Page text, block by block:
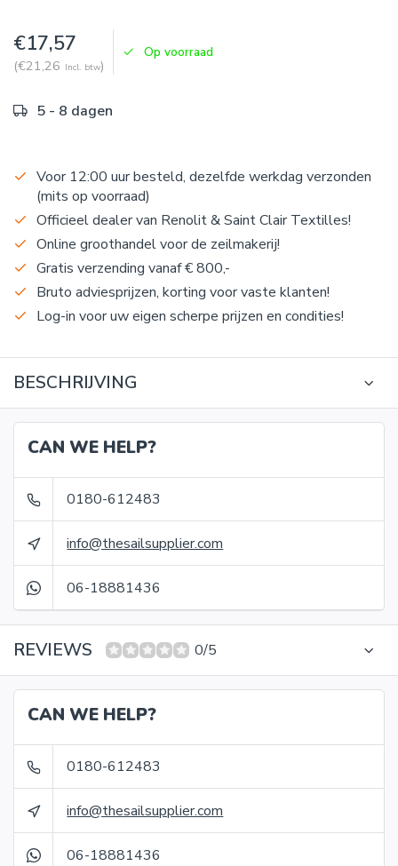
€17,57
(€21,26 Incl. btw)
Op voorraad
5 - 8 dagen
Voor 12:00 uur besteld, dezelfde werkdag verzonden
(mits op voorraad)
Officieel dealer van Renolit & Saint Clair Textilles!
Online groothandel voor de zeilmakerij!
Gratis verzending vanaf € 800,-
Bruto adviesprijzen, korting voor vaste klanten!
Log-in voor uw eigen scherpe prijzen en condities!
BESCHRIJVING
CAN WE HELP?
0180-612483
info@thesailsupplier.com
06-18881436
REVIEWS 0/5
CAN WE HELP?
0180-612483
info@thesailsupplier.com
06-18881436